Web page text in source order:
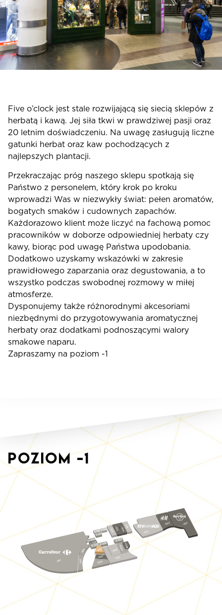
Five o’clock jest stale rozwijającą się siecią sklepów z
herbatą i kawą. Jej siła tkwi w prawdziwej pasji oraz
20 letnim doświadczeniu. Na uwagę zasługują liczne
gatunki herbat oraz kaw pochodzących z
najlepszych plantacji.
Przekraczając próg naszego sklepu spotkają się
Państwo z personelem, który krok po kroku
wprowadzi Was w niezwykły świat: pełen aromatów,
bogatych smaków i cudownych zapachów.
Każdorazowo klient może liczyć na fachową pomoc
pracowników w doborze odpowiedniej herbaty czy
kawy, biorąc pod uwagę Państwa upodobania.
Dodatkowo uzyskamy wskazówki w zakresie
prawidłowego zaparzania oraz degustowania, a to
wszystko podczas swobodnej rozmowy w miłej
atmosferze.
Dysponujemy także różnorodnymi akcesoriami
niezbędnymi do przygotowywania aromatycznej
herbaty oraz dodatkami podnoszącymi walory
smakowe naparu.
Zapraszamy na poziom -1
Poziom-1
-021
-023
-020
-009b
-015
-013 -014
-012
S-002
S-001
S-003
S-007
-009a
-008
-022
S-004
S-008
-001
-002
-003
S-006
S-005
-006
-007
-004